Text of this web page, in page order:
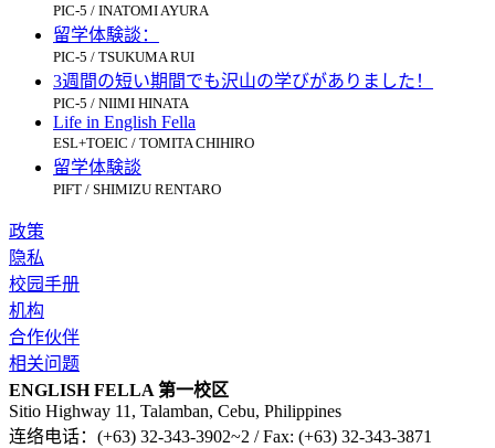
PIC-5 / INATOMI AYURA
留学体験談：
PIC-5 / TSUKUMA RUI
3週間の短い期間でも沢山の学びがありました！
PIC-5 / NIIMI HINATA
Life in English Fella
ESL+TOEIC / TOMITA CHIHIRO
留学体験談
PIFT / SHIMIZU RENTARO
政策
隐私
校园手册
机构
合作伙伴
相关问题
ENGLISH FELLA 第一校区
Sitio Highway 11, Talamban, Cebu, Philippines
连络电话：(+63) 32-343-3902~2 / Fax: (+63) 32-343-3871